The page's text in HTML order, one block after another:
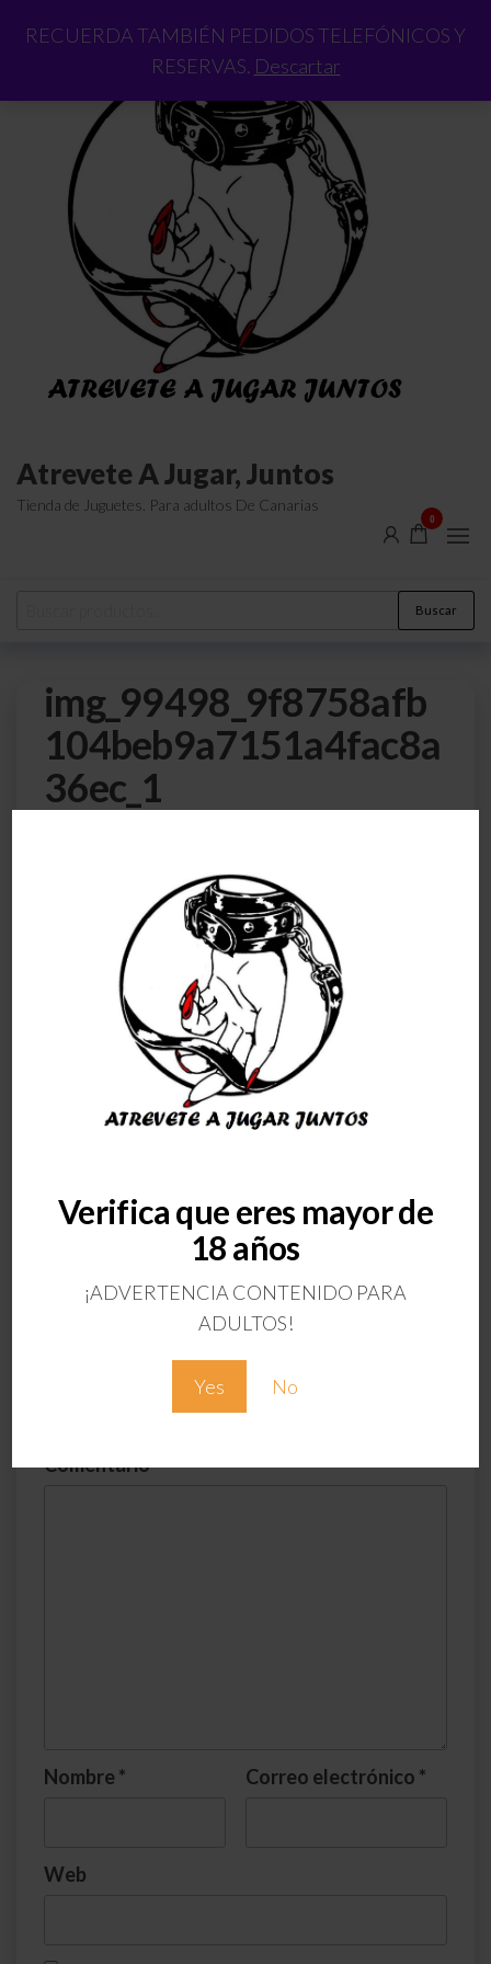
Verifica que eres mayor de
18 años
¡ADVERTENCIA CONTENIDO PARA
ADULTOS!
Yes No
RECUERDA TAMBIÉN PEDIDOS TELEFÓNICOS Y
RESERVAS. Descartar
Atrevete A Jugar, Juntos
Tienda de Juguetes. Para adultos De Canarias
0
Buscar
img_99498_9f8758afb
104beb9a7151a4fac8a
36ec_1
ANTERIOR
ESTIMULADOR
Deja una respuesta
Tu dirección de correo electrónico no será
Los campos obligatorios están
Comentario*
Nombre * Correo electrónico *
Web